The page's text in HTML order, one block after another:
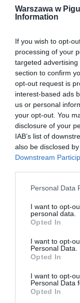
Warszawa w
Information
If you wish to opt-
processing of your
targeted
section to confirm
opt-out request is
interest-based ads
us or personal
your opt-out. You
disclosure of your
IAB’s list of
also be disclosed
Downstream
Personal Data
I want to opt-
personal data.
Opted In
I want to opt-
Personal Data.
Opted In
I want to opt-
Personal Data
Opted In